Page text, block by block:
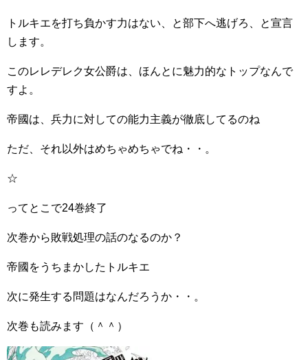
トルキエを打ち負かす力はない、と部下へ逃げろ、と宣言
します。
このレレデレク女公爵は、ほんとに魅力的なトップなんで
すよ。
帝國は、兵力に対しての能力主義が徹底してるのね
ただ、それ以外はめちゃめちゃでね・・。
☆
ってとこで24巻終了
次巻から敗戦処理の話のなるのか？
帝國をうちまかしたトルキエ
次に発生する問題はなんだろうか・・。
次巻も読みます（＾＾）